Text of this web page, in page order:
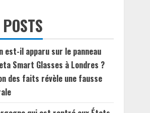
est-il apparu sur le panneau
Smart Glasses à Londres ?
des faits révèle une fausse